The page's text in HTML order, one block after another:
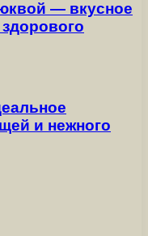
— вкусное
и нежного